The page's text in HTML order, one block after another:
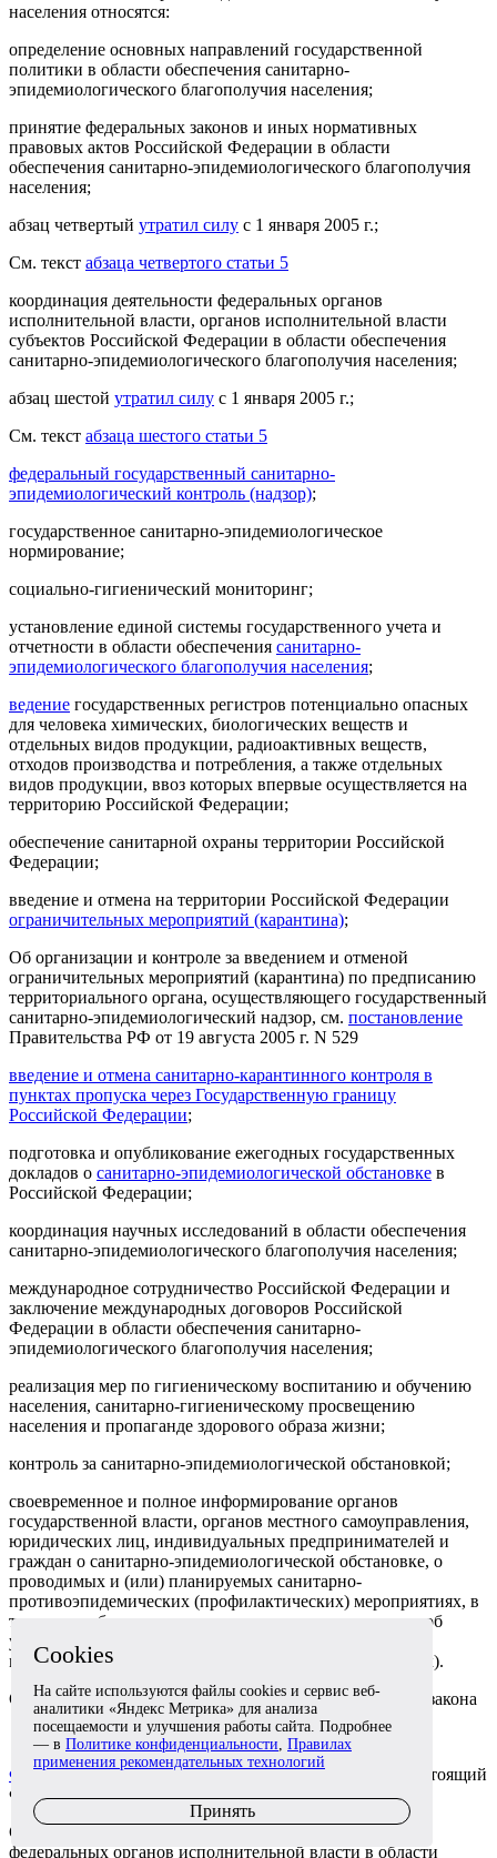
населения относятся:
определение основных направлений государственной
политики в области обеспечения санитарно-
эпидемиологического благополучия населения;
принятие федеральных законов и иных нормативных
правовых актов Российской Федерации в области
обеспечения санитарно-эпидемиологического благополучия
населения;
абзац четвертый утратил силу с 1 января 2005 г.;
См. текст абзаца четвертого статьи 5
координация деятельности федеральных органов
исполнительной власти, органов исполнительной власти
субъектов Российской Федерации в области обеспечения
санитарно-эпидемиологического благополучия населения;
абзац шестой утратил силу с 1 января 2005 г.;
См. текст абзаца шестого статьи 5
федеральный государственный санитарно-
эпидемиологический контроль (надзор);
государственное санитарно-эпидемиологическое
нормирование;
социально-гигиенический мониторинг;
установление единой системы государственного учета и
отчетности в области обеспечения санитарно-
эпидемиологического благополучия населения;
ведение государственных регистров потенциально опасных
для человека химических, биологических веществ и
отдельных видов продукции, радиоактивных веществ,
отходов производства и потребления, а также отдельных
видов продукции, ввоз которых впервые осуществляется на
территорию Российской Федерации;
обеспечение санитарной охраны территории Российской
Федерации;
введение и отмена на территории Российской Федерации
ограничительных мероприятий (карантина);
Об организации и контроле за введением и отменой
ограничительных мероприятий (карантина) по предписанию
территориального органа, осуществляющего государственный
санитарно-эпидемиологический надзор, см. постановление
Правительства РФ от 19 августа 2005 г. N 529
введение и отмена санитарно-карантинного контроля в
пунктах пропуска через Государственную границу
Российской Федерации;
подготовка и опубликование ежегодных государственных
докладов о санитарно-эпидемиологической обстановке в
Российской Федерации;
координация научных исследований в области обеспечения
санитарно-эпидемиологического благополучия населения;
международное сотрудничество Российской Федерации и
заключение международных договоров Российской
Федерации в области обеспечения санитарно-
эпидемиологического благополучия населения;
реализация мер по гигиеническому воспитанию и обучению
населения, санитарно-гигиеническому просвещению
населения и пропаганде здорового образа жизни;
контроль за санитарно-эпидемиологической обстановкой;
своевременное и полное информирование органов
государственной власти, органов местного самоуправления,
юридических лиц, индивидуальных предпринимателей и
граждан о санитарно-эпидемиологической обстановке, о
проводимых и (или) планируемых санитарно-
противоэпидемических (профилактических) мероприятиях, в
том числе об ограничительных, о возникновении или об
угрозе возникновения инфекционных заболеваний и о
массовых неинфекционных заболеваниях (отравлениях).
См.комментариик статье 5 настоящего Федерального закона
Федеральным законом от 13 июля 2015 г. N 233-ФЗ настоящий
Федеральный закон дополнен статьей 5.1
Статья 5.1.
федеральных органов исполнительной власти в области
Cookies
На сайте используются файлы cookies и сервис веб-
аналитики «Яндекс Метрика» для анализа
посещаемости и улучшения работы сайта. Подробнее
— в Политике конфиденциальности, Правилах
применения рекомендательных технологий
Принять